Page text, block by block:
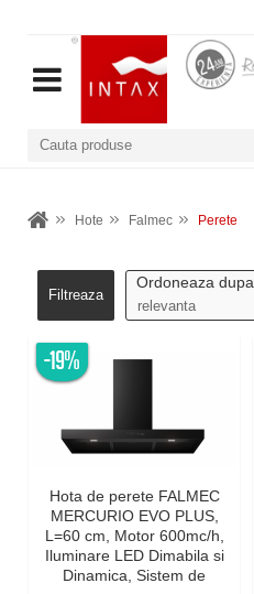
Hote Falmec Perete
Filtreaza
Ordoneaza dupa
-19%
Hota de perete FALMEC
MERCURIO EVO PLUS,
L=60 cm, Motor 600mc/h,
Iluminare LED Dimabila si
Dinamica, Sistem de